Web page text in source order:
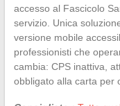
accesso al Fascicolo
servizio. Unica
versione mobile
professionisti che
cambia: CPS inattiva,
obbligato alla carta per